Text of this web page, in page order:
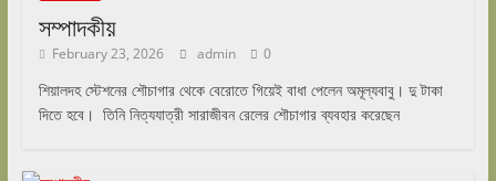
সম্পাদকীয়
February 23, 2026 admin 0
শিয়ালদহ স্টেশনের শৌচাগার থেকে বেরোতে গিয়েই বাধা পেলেন অমূল্যবাবু। দু টাকা
দিতে হবে। তিনি নিত্যযাত্রী সারাজীবন রেলের শৌচাগার ব্যবহার করেছেন